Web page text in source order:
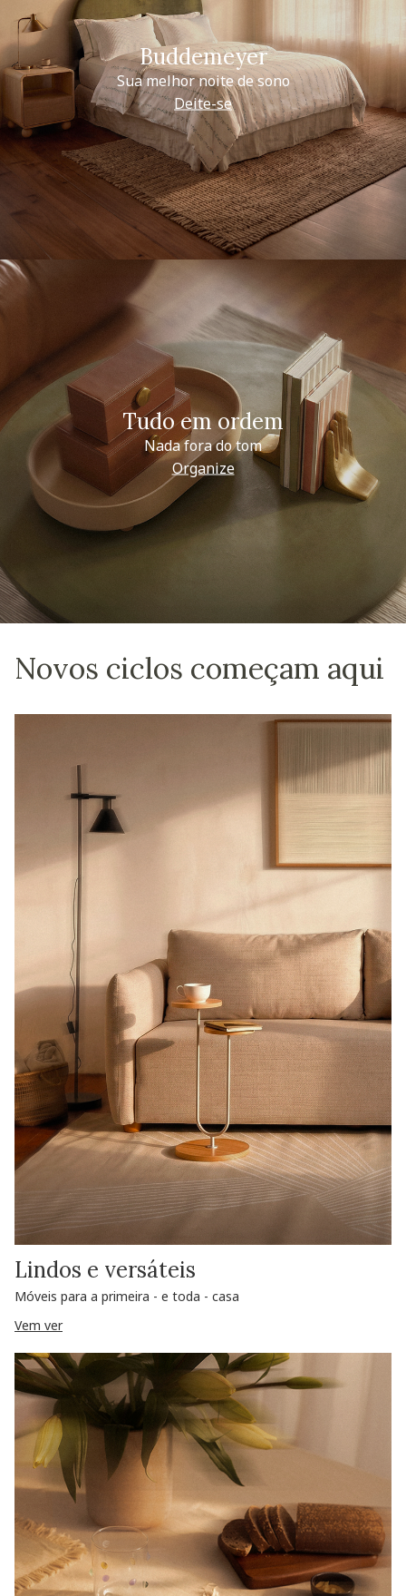
Buddemeyer
Sua melhor noite de sono
Deite-se
Tudo em ordem
Nada fora do tom
Organize
Novos ciclos começam aqui
Lindos e versáteis
Móveis para a primeira - e toda - casa
Vem ver